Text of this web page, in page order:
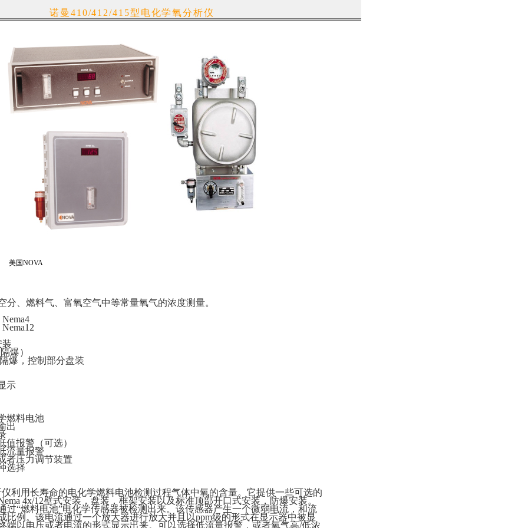
诺曼410/412/415型电化学氧分析仪
美国NOVA
分、燃料气、富氧空气中等常量氧气的浓度测量。
装
爆）
爆，控制部分盘装
示
料电池
出
报警（可选）
量报警
压力调节装置
选择
仪利用长寿命的电化学燃料电池检测过程气体中氧的含量。它提供一些可选的
4x/12壁式安装，盘装，框架安装以及标准顶部开口式安装，防爆安装。
过“燃料电池”电化学传感器被检测出来。该传感器产生一个微弱电流，和流
比例。该电流通过一个放大器进行放大并且以ppm级的形式在显示器中被显
端以电压或者电流的形式显示出来。可以选择低流量报警，或者氧气高/低浓